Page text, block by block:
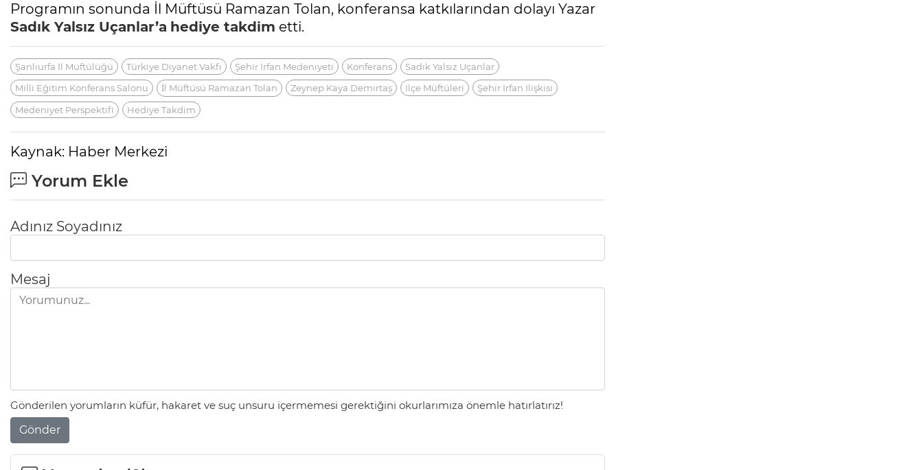
Programın sonunda İl Müftüsü Ramazan Tolan, konferansa katkılarından dolayı Yazar
Sadık Yalsız Uçanlar’a hediye takdim etti.
Şanlıurfa İl Müftülüğü Türkiye Diyanet Vakfı Şehir İrfan Medeniyeti Konferans
Sadık Yalsız Uçanlar
Milli Eğitim Konferans Salonu
İl Müftüsü Ramazan Tolan Zeynep Kaya Demirtaş Ilçe Müftüleri
Şehir Irfan Ilişkisi
Medeniyet Perspektifi
Hediye Takdim
Kaynak: Haber Merkezi
Yorum Ekle
Adınız Soyadınız
Mesaj
Gönderilen yorumların küfür, hakaret ve suç unsuru içermemesi gerektiğini okurlarımıza önemle hatırlatırız!
Gönder